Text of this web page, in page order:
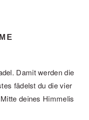
Damit werden die
fädelst du die vier
deines Himmelis